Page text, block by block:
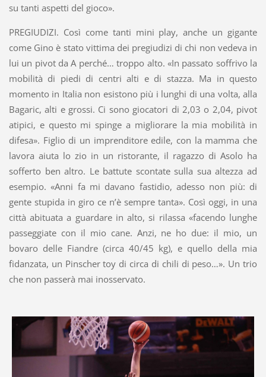
su tanti aspetti del gioco».
PREGIUDIZI. Così come tanti mini play, anche un gigante
come Gino è stato vittima dei pregiudizi di chi non vedeva in
lui un pivot da A perché… troppo alto. «In passato soffrivo la
mobilità di piedi di centri alti e di stazza. Ma in questo
momento in Italia non esistono più i lunghi di una volta, alla
Bagaric, alti e grossi. Ci sono giocatori di 2,03 o 2,04, pivot
atipici, e questo mi spinge a migliorare la mia mobilità in
difesa». Figlio di un imprenditore edile, con la mamma che
lavora aiuta lo zio in un ristorante, il ragazzo di Asolo ha
sofferto ben altro. Le battute scontate sulla sua altezza ad
esempio. «Anni fa mi davano fastidio, adesso non più: di
gente stupida in giro ce n’è sempre tanta». Così oggi, in una
città abituata a guardare in alto, si rilassa «facendo lunghe
passeggiate con il mio cane. Anzi, ne ho due: il mio, un
bovaro delle Fiandre (circa 40/45 kg), e quello della mia
fidanzata, un Pinscher toy di circa di chili di peso…». Un trio
che non passerà mai inosservato.